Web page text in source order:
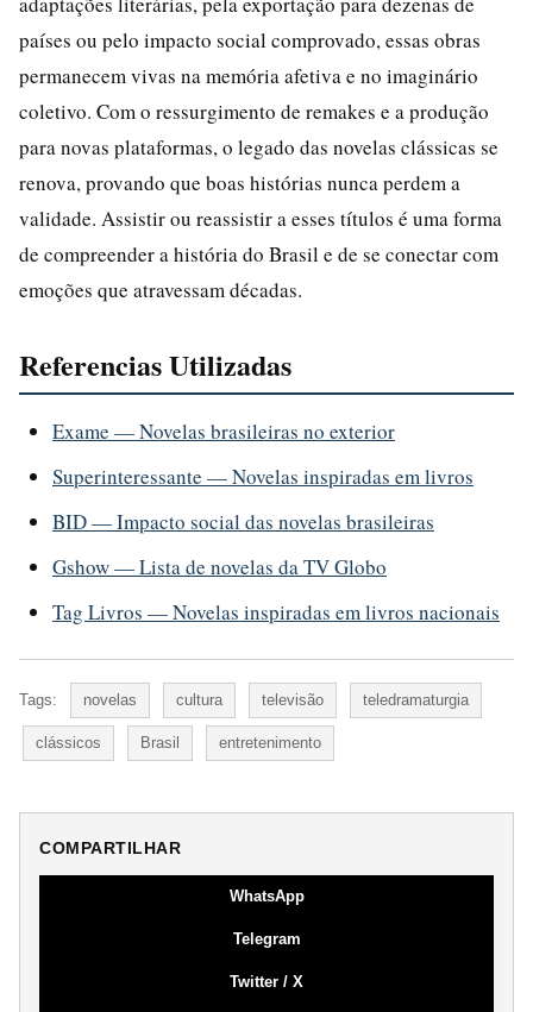
países ou pelo impacto social comprovado, essas obras
permanecem vivas na memória afetiva e no imaginário
coletivo. Com o ressurgimento de remakes e a produção
para novas plataformas, o legado das novelas clássicas se
renova, provando que boas histórias nunca perdem a
validade. Assistir ou reassistir a esses títulos é uma forma
de compreender a história do Brasil e de se conectar com
emoções que atravessam décadas.
Referencias Utilizadas
Exame — Novelas brasileiras no exterior
Superinteressante — Novelas inspiradas em livros
BID — Impacto social das novelas brasileiras
Gshow — Lista de novelas da TV Globo
Tag Livros — Novelas inspiradas em livros nacionais
Tags: novelas cultura televisão teledramaturgia
clássicos Brasil entretenimento
COMPARTILHAR
WhatsApp
Telegram
Twitter / X